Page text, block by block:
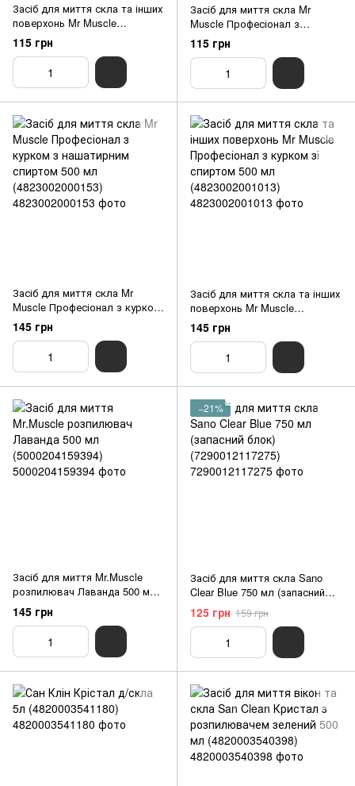
Засіб для миття скла та інших
поверхонь Mr Muscle
Професіонал зі спиртом
запасний блок 500 мл
(4823002001020)
115 грн
Засіб для миття скла Mr
Muscle Професіонал з
нашатирним спиртом
запасний блок 500 мл
(4823002000160)
115 грн
Засіб для миття скла Mr
Muscle Професіонал з курком
з нашатирним спиртом 500 мл
(4823002000153)
145 грн
Засіб для миття скла та інших
поверхонь Mr Muscle
Професіонал з курком зі
спиртом 500 мл
(4823002001013)
145 грн
Засіб для миття Mr.Muscle
розпилювач Лаванда 500 мл
(5000204159394)
145 грн
−21%
Засіб для миття скла Sano
Clear Blue 750 мл (запасний
блок) (7290012117275)
125 грн 159 грн